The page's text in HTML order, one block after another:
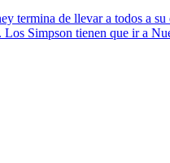
de llevar a todos a
Simpson tienen que ir a